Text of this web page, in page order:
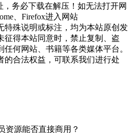
，务必下载在解压！如无法打开网
、Firefox进入网站
特殊说明或标注，均为本站原创发
征得本站同意时，禁止复制、盗
何网站、书籍等各类媒体平台。
的合法权益，可联系我们进行处
资源能否直接商用？